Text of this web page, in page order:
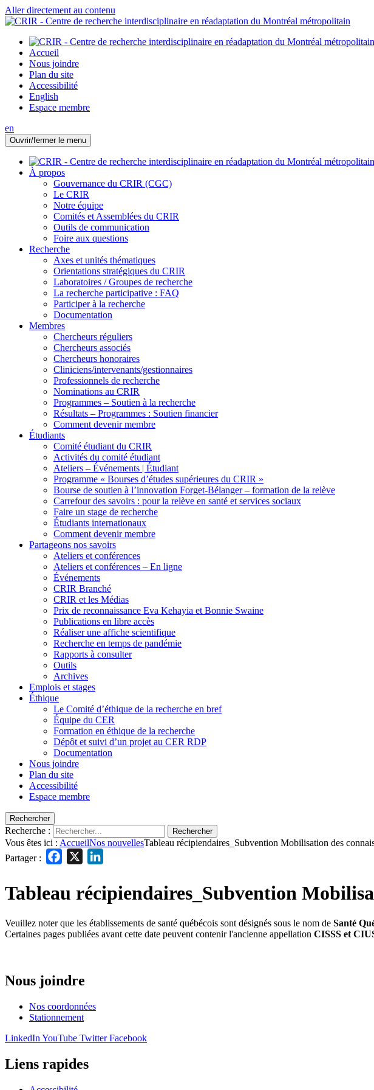
Aller directement au contenu
Accueil
Nous joindre
Plan du site
Accessibilité
English
Espace membre
en
Ouvrir/fermer le menu
À propos
Gouvernance du CRIR (CGC)
Le CRIR
Notre équipe
Comités et Assemblées du CRIR
Outils de communication
Foire aux questions
Recherche
Axes et unités thématiques
Orientations stratégiques du CRIR
Laboratoires / Groupes de recherche
La recherche participative : FAQ
Participer à la recherche
Documentation
Membres
Chercheurs réguliers
Chercheurs associés
Chercheurs honoraires
Cliniciens/intervenants/gestionnaires
Professionnels de recherche
Nominations au CRIR
Programmes – Soutien à la recherche
Résultats – Programmes : Soutien financier
Comment devenir membre
Étudiants
Comité étudiant du CRIR
Activités du comité étudiant
Ateliers – Événements | Étudiant
Programme « Bourses d’études supérieures du CRIR »
Bourse de soutien à l’innovation Forget-Bélanger – formation de la relève
Carrefour des savoirs : pour la relève en santé et services sociaux
Faire un stage de recherche
Étudiants internationaux
Comment devenir membre
Partageons nos savoirs
Ateliers et conférences
Ateliers et conférences – En ligne
Événements
CRIR Branché
CRIR et les Médias
Prix de reconnaissance Eva Kehayia et Bonnie Swaine
Publications en libre accès
Réaliser une affiche scientifique
Recherche en temps de pandémie
Rapports à consulter
Outils
Archives
Emplois et stages
Éthique
Le Comité d’éthique de la recherche en bref
Équipe du CER
Formation en éthique de la recherche
Dépôt et suivi d’un projet au CER RDP
Documentation
Nous joindre
Plan du site
Accessibilité
Espace membre
Rechercher
Recherche : Rechercher
Vous êtes ici : AccueilNos nouvellesTableau récipiendaires_Subvention Mobilisation des
Partager :
Facebook
Tableau récipiendaires_Subvention
Veuillez noter que les établissements de santé québécois sont désignés sous le nom de Santé
Certaines pages publiées avant cette date peuvent contenir l'ancienne appellation CISSS et
Nous joindre
Nos coordonnées
Stationnement
LinkedIn YouTube Twitter Facebook
Liens rapides